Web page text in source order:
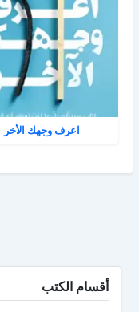
اعرف وجهك الأخر
أقسام الكتب